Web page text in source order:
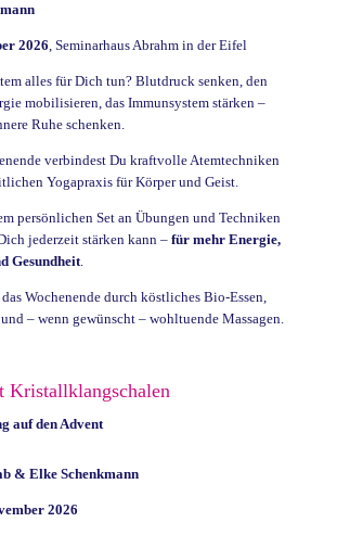
2026, Seminarhaus Abrahm in der Eifel
alles für Dich tun? Blutdruck senken, den
mobilisieren, das Immunsystem stärken –
Ruhe schenken.
verbindest Du kraftvolle Atemtechniken
Yogapraxis für Körper und Geist.
persönlichen Set an Übungen und Techniken
jederzeit stärken kann – für mehr Energie,
Gesundheit.
Wochenende durch köstliches Bio-Essen,
– wenn gewünscht – wohltuende Massagen.
Kristallklangschalen
auf den Advent
& Elke Schenkmann
2026